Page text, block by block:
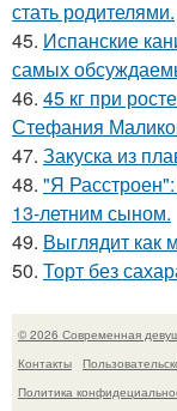
стать родителями.
45. Испанские
самых
46. 45 кг при
Стефания
47. Закуска из
48. "Я
13-летним сыном.
49. Выглядит как
50. Торт без
© 2026 Современная
Контакты
Политика